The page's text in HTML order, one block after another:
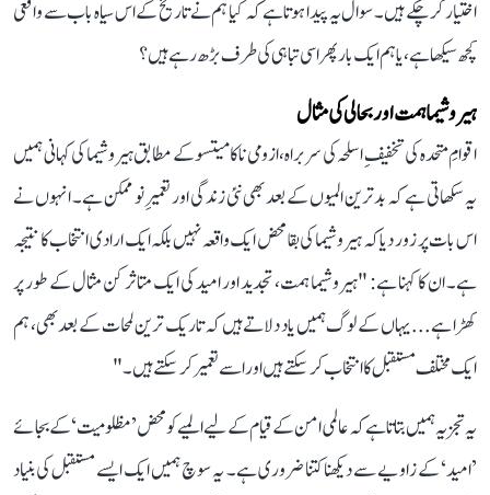
اختیار کر چکے ہیں۔ سوال یہ پیدا ہوتا ہے کہ کیا ہم نے تاریخ کے اس سیاہ باب سے واقعی
کچھ سیکھا ہے، یا ہم ایک بار پھر اسی تباہی کی طرف بڑھ رہے ہیں؟
ہیروشیما ہمت اور بحالی کی مثال
اقوامِ متحدہ کی تخفیفِ اسلحہ کی سربراہ، ازومی ناکامیتسو کے مطابق ہیروشیما کی کہانی ہمیں
یہ سکھاتی ہے کہ بدترین المیوں کے بعد بھی نئی زندگی اور تعمیرِ نو ممکن ہے۔ انہوں نے
اس بات پر زور دیا کہ ہیروشیما کی بقا محض ایک واقعہ نہیں بلکہ ایک ارادی انتخاب کا نتیجہ
ہے۔ ان کا کہنا ہے: "ہیروشیما ہمت، تجدید اور امید کی ایک متاثر کن مثال کے طور پر
کھڑا ہے... یہاں کے لوگ ہمیں یاد دلاتے ہیں کہ تاریک ترین لمحات کے بعد بھی، ہم
ایک مختلف مستقبل کا انتخاب کر سکتے ہیں اور اسے تعمیر کر سکتے ہیں۔"
یہ تجزیہ ہمیں بتاتا ہے کہ عالمی امن کے قیام کے لیے المیے کو محض ’مظلومیت‘ کے بجائے
’امید‘ کے زاویے سے دیکھنا کتنا ضروری ہے۔ یہ سوچ ہمیں ایک ایسے مستقبل کی بنیاد